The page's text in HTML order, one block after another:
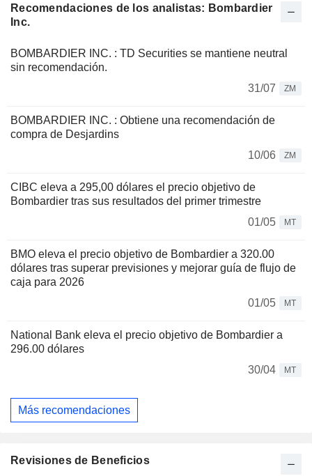
Recomendaciones de los analistas: Bombardier
Inc.
BOMBARDIER INC. : TD Securities se mantiene neutral
sin recomendación.
31/07
ZM
BOMBARDIER INC. : Obtiene una recomendación de
compra de Desjardins
10/06
ZM
CIBC eleva a 295,00 dólares el precio objetivo de
Bombardier tras sus resultados del primer trimestre
01/05
MT
BMO eleva el precio objetivo de Bombardier a 320.00
dólares tras superar previsiones y mejorar guía de flujo de
caja para 2026
01/05
MT
National Bank eleva el precio objetivo de Bombardier a
296.00 dólares
30/04
MT
Más recomendaciones
Revisiones de Beneficios